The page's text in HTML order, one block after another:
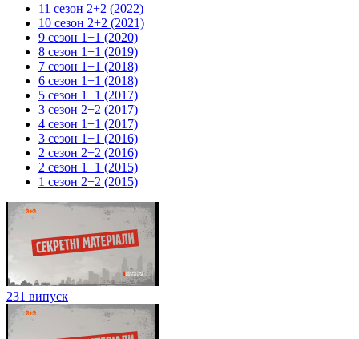
11 сезон 2+2 (2022)
10 сезон 2+2 (2021)
9 сезон 1+1 (2020)
8 сезон 1+1 (2019)
7 сезон 1+1 (2018)
6 сезон 1+1 (2018)
5 сезон 1+1 (2017)
3 сезон 2+2 (2017)
4 сезон 1+1 (2017)
3 сезон 1+1 (2016)
2 сезон 2+2 (2016)
2 сезон 1+1 (2015)
1 сезон 2+2 (2015)
231 випуск